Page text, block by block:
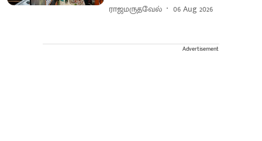
ராஜமருதவேல் 06 Aug 2026
Advertisement